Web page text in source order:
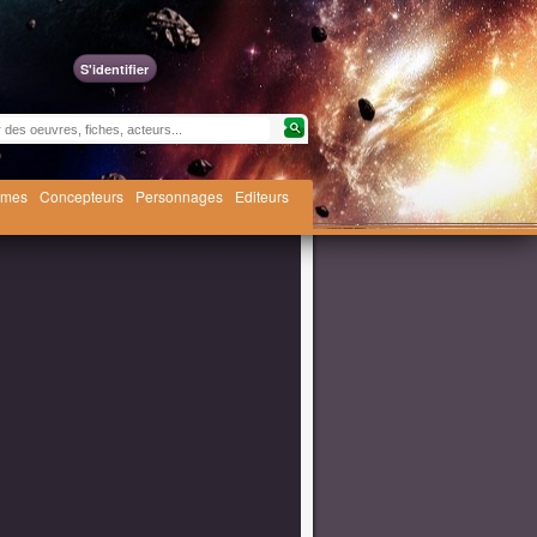
S'identifier
Concepteurs Personnages
Editeurs